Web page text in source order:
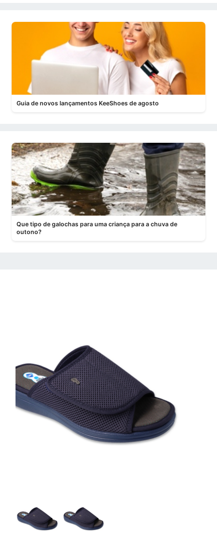
Guia de novos lançamentos KeeShoes de agosto
Que tipo de galochas para uma criança para a chuva de
outono?